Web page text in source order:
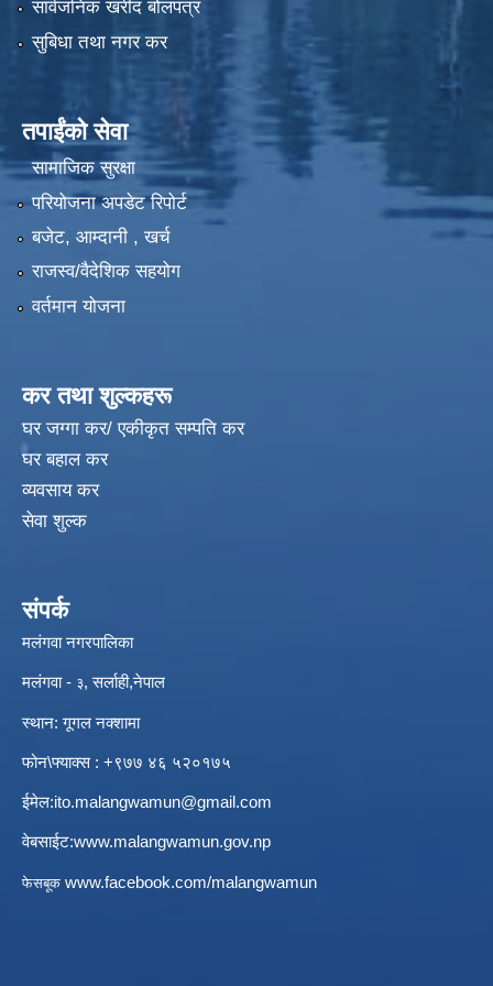
सार्वजनिक खरीद बोलपत्र
सुबिधा तथा नगर कर
तपाईंको सेवा
सामाजिक सुरक्षा
परियोजना अपडेट रिपोर्ट
बजेट, आम्दानी , खर्च
राजस्व/वैदेशिक सहयोग
वर्तमान योजना
कर तथा शुल्कहरू
घर जग्गा कर/ एकीकृत सम्पति कर
घर बहाल कर
व्यवसाय कर
सेवा शुल्क
संपर्क
मलंगवा नगरपालिका
मलंगवा - ३, सर्लाही,नेपाल
स्थान: गूगल नक्शामा
फोन\फ्याक्स : +९७७ ४६ ५२०१७५
ईमेल:ito.malangwamun@gmail.com
वेबसाईट:www.malangwamun.gov.np
फेसबूक:www.facebook.com/malangwamun